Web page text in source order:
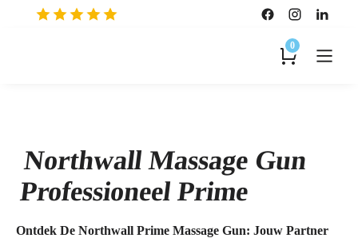
0
Northwall Massage Gun
Professioneel Prime
Ontdek De Northwall Prime Massage Gun: Jouw Partner